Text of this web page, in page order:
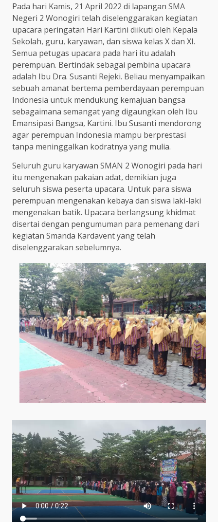
Pada hari Kamis, 21 April 2022 di lapangan SMA
Negeri 2 Wonogiri telah diselenggarakan kegiatan
upacara peringatan Hari Kartini diikuti oleh Kepala
Sekolah, guru, karyawan, dan siswa kelas X dan XI.
Semua petugas upacara pada hari itu adalah
perempuan. Bertindak sebagai pembina upacara
adalah Ibu Dra. Susanti Rejeki. Beliau menyampaikan
sebuah amanat bertema pemberdayaan perempuan
Indonesia untuk mendukung kemajuan bangsa
sebagaimana semangat yang digaungkan oleh Ibu
Emansipasi Bangsa, Kartini. Ibu Susanti mendorong
agar perempuan Indonesia mampu berprestasi
tanpa meninggalkan kodratnya yang mulia.
Seluruh guru karyawan SMAN 2 Wonogiri pada hari
itu mengenakan pakaian adat, demikian juga
seluruh siswa peserta upacara. Untuk para siswa
perempuan mengenakan kebaya dan siswa laki-laki
mengenakan batik. Upacara berlangsung khidmat
disertai dengan pengumuman para pemenang dari
kegiatan Smanda Kardavent yang telah
diselenggarakan sebelumnya.